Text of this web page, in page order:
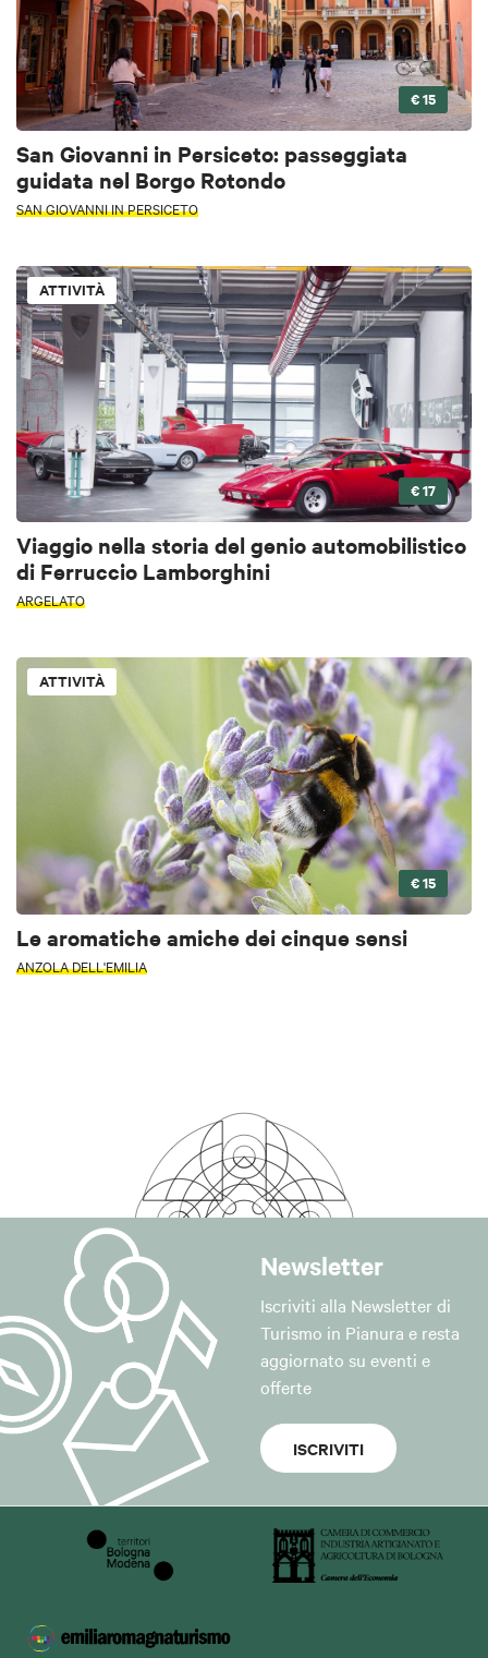
€ 15
San Giovanni in Persiceto: passeggiata
guidata nel Borgo Rotondo
SAN GIOVANNI IN PERSICETO
ATTIVITÀ
€ 17
Viaggio nella storia del genio automobilistico
di Ferruccio Lamborghini
ARGELATO
ATTIVITÀ
€ 15
Le aromatiche amiche dei cinque sensi
ANZOLA DELL'EMILIA
Newsletter
Iscriviti alla Newsletter di
Turismo in Pianura e resta
aggiornato su eventi e
offerte
ISCRIVITI